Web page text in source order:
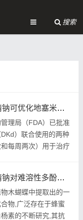
搜索
磺丁基倍他环糊精钠可优化地塞米松的制备工艺
局（FDA）已批准
）联合使用的两种
每周两次）用于治疗
磺丁基倍他环糊精钠对难溶性多酚白杨素的溶解性稳定性的影响
木蝴蝶中提取出的一
物,广泛存在于蜂蜜
素的不断研究,其抗